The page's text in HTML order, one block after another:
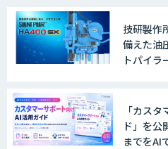
技研製作
備えた油
トパイラ
「カス
ド」を公
までをAI